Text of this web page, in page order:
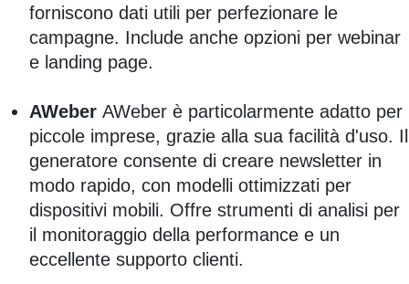
forniscono dati utili per perfezionare le
campagne. Include anche opzioni per webinar
e landing page.
AWeber AWeber è particolarmente adatto per
piccole imprese, grazie alla sua facilità d'uso. Il
generatore consente di creare newsletter in
modo rapido, con modelli ottimizzati per
dispositivi mobili. Offre strumenti di analisi per
il monitoraggio della performance e un
eccellente supporto clienti.